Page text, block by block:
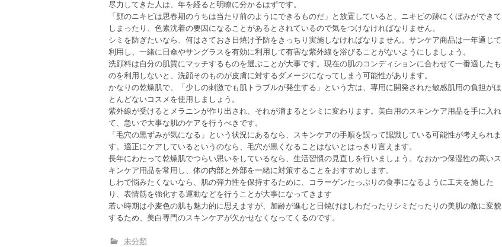
尽力してきた人は、年を経ると明瞭に分かるはずです。
「顔のニキビは思春期のうちは当たり前のようにできるものだ」と放置していると、ニキビの跡にくぼみができて
しまったり、色素沈着の要因になることがあるとされているので気をつけなければなりません。
シミを防ぎたいなら、何はさておき日焼け予防をきっちり実施しなければなりません。サンケア商品は一年通じて
利用し、一緒に日傘やサングラスを有効に利用して有害な紫外線を浴びることがないようにしましょう。
洗顔料は自分の肌質にマッチするものを選ぶことが大事です。現在の肌のコンディションに合わせて一番適したも
のを利用しないと、洗顔そのものが皮膚に対するダメージになってしまう可能性があります。
かなりの乾燥肌で、「少しの刺激でも肌トラブルが発生する」という方は、専用に開発された敏感肌用の負担がほ
とんどないコスメを使用しましょう。
紫外線が受けるとメラニンが作り出され、それが溜まるとシミに変わります。美白用のスキンケア用品を手に入れ
て、急いで大事な肌のケアを行うべきです。
「毛穴の黒ずみが気になる」という状況にあるなら、スキンケアの手順を誤って認識している可能性が考えられま
す。適正にケアしているというのなら、毛穴が黒くなることはないとはっきり言えます。
長年にわたって乾燥肌でつらい思いをしているなら、生活習慣の見直しを行いましょう。なおかつ保湿性の高いス
キンケア用品を常用し、体の内部と外部を一緒に対策することをおすすめします。
しわで悩みたくないなら、肌の弾力性を保持するために、コラーゲンたっぷりの食事になるように工夫を施した
り、表情筋を強化する運動などを行うことが大事になってきます
若い時期は小麦色の肌も魅力的に思えますが、加齢が進むと日焼けはしわだったりシミだったりの美肌の敵に変貌
するため、美白専門のスキンケアが欠かせなくなってくるのです。
未分類